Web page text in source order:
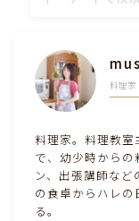
離乳食・キッズメ
その他徒然
料理家
料理家。料理教
で、幼少時からの
ン、出張講師な
の食卓からハレ
る。